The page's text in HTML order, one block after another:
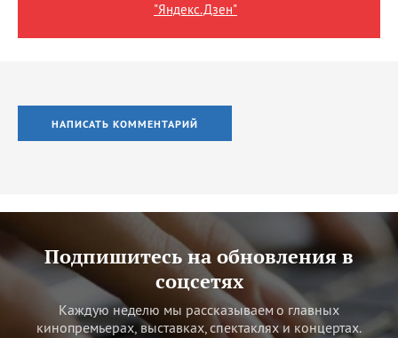
"Яндекс.Дзен"
НАПИСАТЬ КОММЕНТАРИЙ
Подпишитесь на обновления в
соцсетях
Каждую неделю мы рассказываем о главных
кинопремьерах, выставках, спектаклях и концертах.